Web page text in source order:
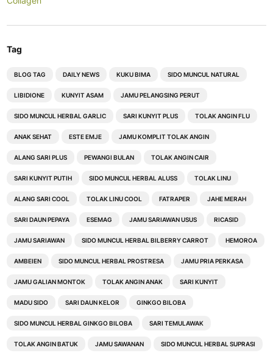
Tag
BLOG TAG DAILY NEWS KUKU BIMA SIDO MUNCUL NATURAL
LIBIDIONE KUNYIT ASAM JAMU PELANGSING PERUT
SIDO MUNCUL HERBAL GARLIC SARI KUNYIT PLUS TOLAK ANGIN FLU
ANAK SEHAT ESTE EMJE JAMU KOMPLIT TOLAK ANGIN
ALANG SARI PLUS PEWANGI BULAN TOLAK ANGIN CAIR
SARI KUNYIT PUTIH SIDO MUNCUL HERBAL ALUSS TOLAK LINU
ALANG SARI COOL TOLAK LINU COOL FATRAPER JAHE MERAH
SARI DAUN PEPAYA ESEMAG JAMU SARIAWAN USUS RICASID
JAMU SARIAWAN SIDO MUNCUL HERBAL BILBERRY CARROT HEMOROA
AMBEIEN SIDO MUNCUL HERBAL PROSTRESA JAMU PRIA PERKASA
JAMU GALIAN MONTOK TOLAK ANGIN ANAK SARI KUNYIT
MADU SIDO SARI DAUN KELOR GINKGO BILOBA
SIDO MUNCUL HERBAL GINKGO BILOBA SARI TEMULAWAK
TOLAK ANGIN BATUK JAMU SAWANAN SIDO MUNCUL HERBAL SUPRASI